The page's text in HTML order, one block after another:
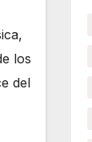
los
del